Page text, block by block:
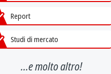
Report
Studi di mercato
...e molto altro!